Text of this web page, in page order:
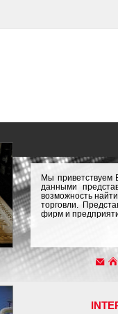
Мы приветствуем
данными
возможность
торговли.
фирм и